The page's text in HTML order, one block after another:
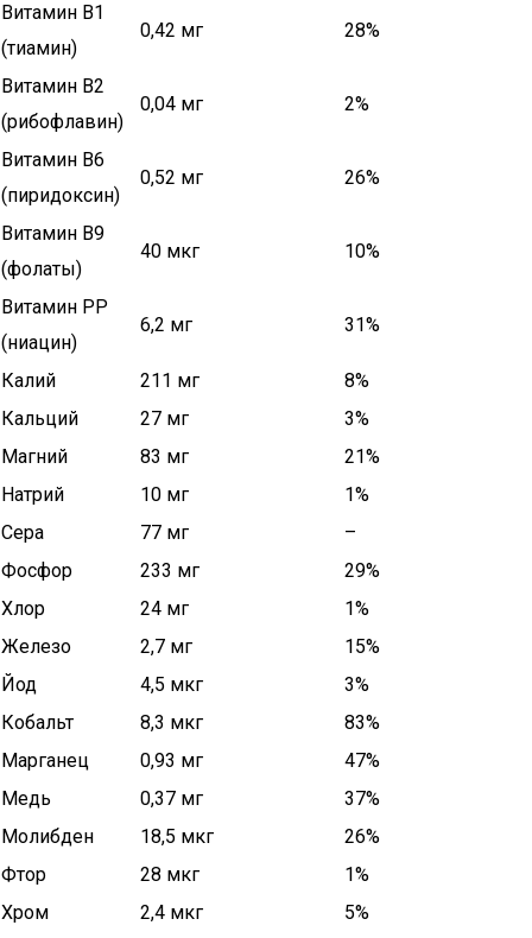
Витамин В1
(тиамин)
0,42 мг 28%
Витамин В2
(рибофлавин)
0,04 мг 2%
Витамин В6
(пиридоксин)
0,52 мг 26%
Витамин В9
(фолаты)
40 мкг 10%
Витамин РР
(ниацин)
6,2 мг 31%
Калий 211 мг
8%
Кальций
27 мг
3%
Магний
83 мг
21%
Натрий
10 мг
1%
Сера
77 мг
–
Фосфор
233 мг
29%
Хлор
24 мг
1%
Железо
2,7 мг
15%
Йод
4,5 мкг
3%
Кобальт
8,3 мкг
83%
Марганец
0,93 мг
47%
Медь
0,37 мг
37%
Молибден
18,5 мкг
26%
Фтор
28 мкг
1%
Хром
2,4 мкг
5%